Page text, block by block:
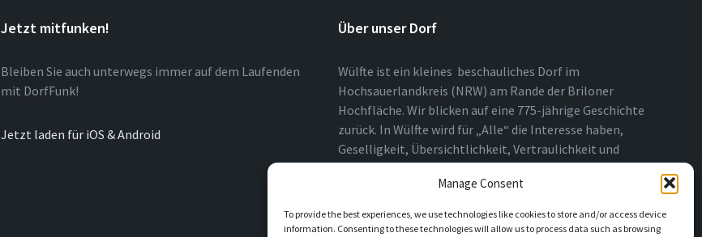
Manage Consent
To provide the best experiences, we use technologies like cookies to store and/or access device
information. Consenting to these technologies will allow us to process data such as browsing
Jetzt mitfunken!
Bleiben Sie auch unterwegs immer auf dem Laufenden
mit DorfFunk!
Jetzt laden für iOS & Android
Über unser Dorf
Wülfte ist ein kleines beschauliches Dorf im
Hochsauerlandkreis (NRW) am Rande der Briloner
Hochfläche. Wir blicken auf eine 775-jährige Geschichte
zurück. In Wülfte wird für „Alle“ die Interesse haben,
Geselligkeit, Übersichtlichkeit, Vertraulichkeit und
Nähe über das ganze Jahr gelebt.